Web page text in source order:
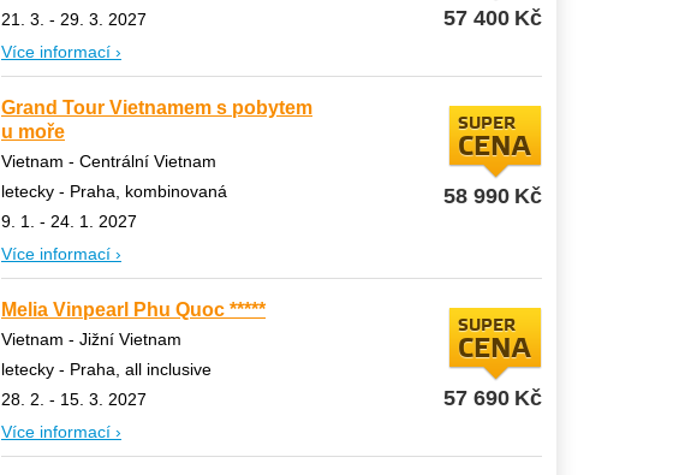
21. 3. - 29. 3. 2027
Více informací ›
57 400 Kč
Grand Tour Vietnamem s pobytem
u moře
Vietnam - Centrální Vietnam
letecky - Praha, kombinovaná
9. 1. - 24. 1. 2027
Více informací ›
SUPER
CENA
58 990 Kč
Melia Vinpearl Phu Quoc *****
Vietnam - Jižní Vietnam
letecky - Praha, all inclusive
28. 2. - 15. 3. 2027
Více informací ›
SUPER
CENA
57 690 Kč